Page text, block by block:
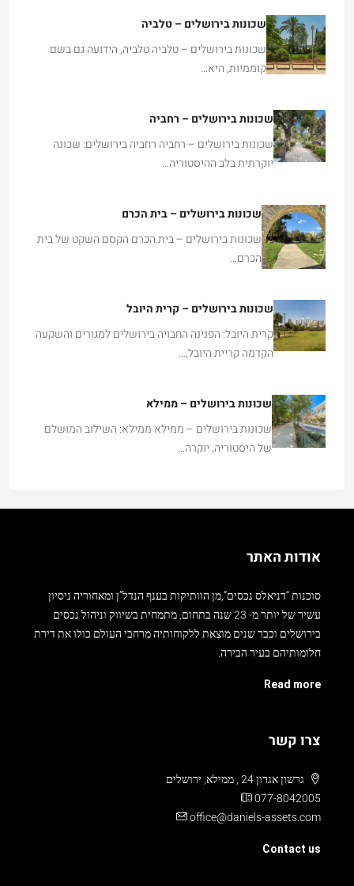
שכונות בירושלים – טלביה
שכונות בירושלים – טלביה טלביה, הידועה גם בשם
קוממיות, היא…
שכונות בירושלים – רחביה
שכונות בירושלים – רחביה רחביה בירושלים: שכונה
יוקרתית בלב ההיסטוריה…
שכונות בירושלים – בית הכרם
שכונות בירושלים – בית הכרם הקסם השקט של בית
הכרם…
שכונות בירושלים – קרית היובל
קרית היובל: הפנינה החבויה בירושלים למגורים והשקעה
הקדמה קריית היובל,…
שכונות בירושלים – ממילא
שכונות בירושלים – ממילא ממילא: השילוב המושלם
של היסטוריה, יוקרה…
אודות האתר
סוכנות “דניאלס נכסים”,מן הוותיקות בענף הנדל”ן ומאחוריה ניסיון
עשיר של יותר מ- 23 שנה בתחום, מתמחית בשיווק וניהול נכסים
בירושלים וכבר שנים מוצאת ללקוחותיה מרחבי העולם כולו את דירת
חלומותיהם בעיר הבירה.
Read more
צרו קשר
גרשון אגרון 24 , ממילא, ירושלים
077-8042005
office@daniels-assets.com
Contact us